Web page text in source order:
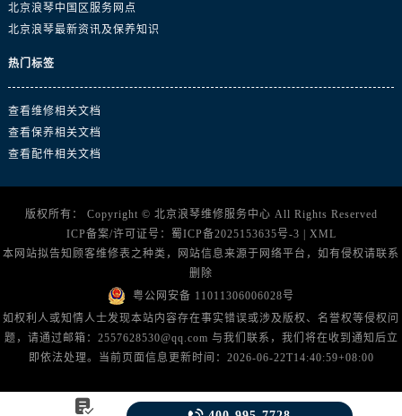
北京浪琴中国区服务网点
北京浪琴最新资讯及保养知识
热门标签
查看维修相关文档
查看保养相关文档
查看配件相关文档
版权所有： Copyright © 北京浪琴维修服务中心 All Rights Reserved
ICP备案/许可证号：
蜀ICP备2025153635号-3 | XML
本网站拟告知顾客维修表之种类，网站信息来源于网络平台，如有侵权请联系
删除
粤公网安备 11011306006028号
如权利人或知情人士发现本站内容存在事实错误或涉及版权、名誉权等侵权问
题，请通过邮箱：2557628530@qq.com 与我们联系，我们将在收到通知后立
即依法处理。当前页面信息更新时间：2026-06-22T14:40:59+08:00
